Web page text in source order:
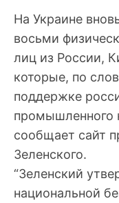
На Украине
восьми
лиц из России,
которые, по
поддержке
промышленного
сообщает сайт
Зеленского.
“Зеленский
национальной